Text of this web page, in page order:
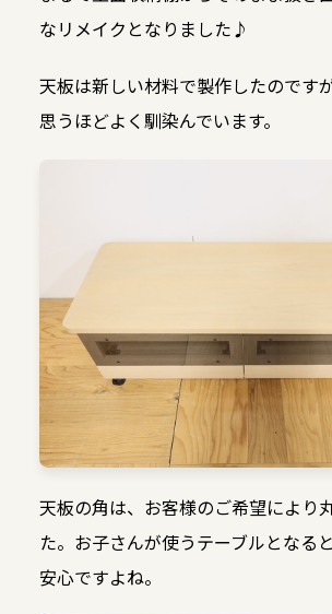
なリメイクとなりました♪
天板は新しい材料で製作したのです
思うほどよく馴染んでいます。
天板の角は、お客様のご希望により
た。お子さんが使うテーブルとなる
安心ですよね。